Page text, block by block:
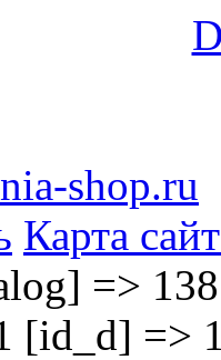
shop.ru
Карта
=>
[id_d] =>